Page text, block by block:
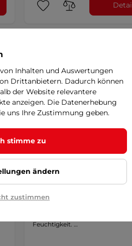
Damen-Windjacke Etape
Feuchtigkeit. …
Inhalten und Auswertungen
Drittanbietern. Dadurch können
der Website relevantere
anzeigen. Die Datenerhebung
uns Ihre Zustimmung geben.
stimme zu
ändern
zustimmen